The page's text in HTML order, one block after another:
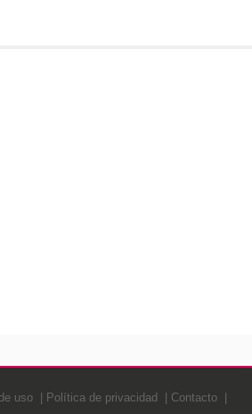
uso Política de privacidad Contacto